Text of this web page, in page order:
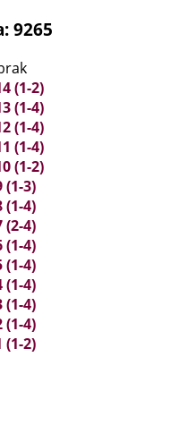
9265
(1-2)
(1-4)
(1-4)
(1-4)
(1-2)
(1-3)
(1-4)
(2-4)
(1-4)
(1-4)
(1-4)
(1-4)
(1-4)
(1-2)